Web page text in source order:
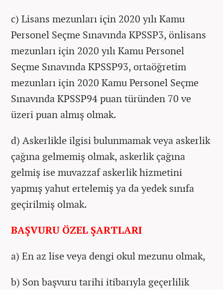
c) Lisans mezunları için 2020 yılı Kamu
Personel Seçme Sınavında KPSSP3, önlisans
mezunları için 2020 yılı Kamu Personel
Seçme Sınavında KPSSP93, ortaöğretim
mezunları için 2020 Kamu Personel Seçme
Sınavında KPSSP94 puan türünden 70 ve
üzeri puan almış olmak.
d) Askerlikle ilgisi bulunmamak veya askerlik
çağına gelmemiş olmak, askerlik çağına
gelmiş ise muvazzaf askerlik hizmetini
yapmış yahut ertelemiş ya da yedek sınıfa
geçirilmiş olmak.
BAŞVURU ÖZEL ŞARTLARI
a) En az lise veya dengi okul mezunu olmak,
b) Son başvuru tarihi itibarıyla geçerlilik